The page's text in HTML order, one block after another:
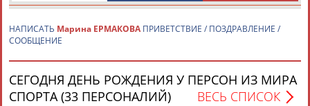
НАПИСАТЬ Марина ЕРМАКОВА ПРИВЕТСТВИЕ / ПОЗДРАВЛЕНИЕ /
СООБЩЕНИЕ
СЕГОДНЯ ДЕНЬ РОЖДЕНИЯ У ПЕРСОН ИЗ МИРА
СПОРТА (33 ПЕРСОНАЛИЙ)
ВЕСЬ СПИСОК